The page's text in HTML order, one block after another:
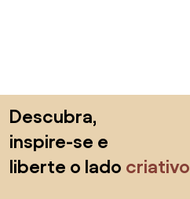
Descubra,
inspire-se e
liberte o lado criativo